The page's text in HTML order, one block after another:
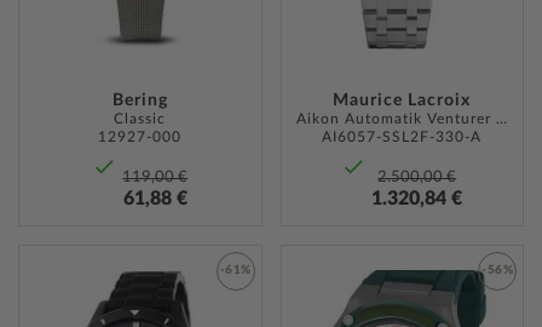
Bering
Classic
12927-000
119,00 €
61,88 €
Maurice Lacroix
Aikon Automatik Venturer 38mm
AI6057-SSL2F-330-A
2.500,00 €
1.320,84 €
-61% -56%
ZUR